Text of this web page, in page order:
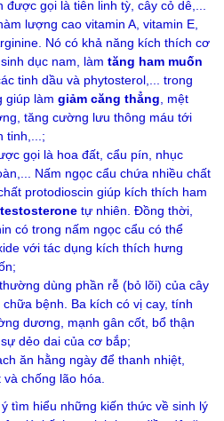
gọi là tiên linh tỳ, cây cỏ dê,...
lượng cao vitamin A, vitamin E,
Nó có khả năng kích thích cơ
dục nam, làm tăng ham muốn
tinh dầu và phytosterol,... trong
giúp làm giảm căng thẳng , mệt
tăng cường lưu thông máu tới
tinh,...;
gọi là hoa đất, cẩu pín, nhục
Nấm ngọc cẩu chứa nhiều chất
protodioscin giúp kích thích ham
tự nhiên. Đồng thời,
có trong nấm ngọc cẩu có thể
với tác dụng kích thích hưng
dùng phần rễ (bỏ lõi) của cây
bệnh. Ba kích có vị cay, tính
dương, mạnh gân cốt, bổ thận
dẻo dai của cơ bắp;
ăn hằng ngày để thanh nhiệt,
chống lão hóa.
tìm hiểu những kiến thức về sinh lý